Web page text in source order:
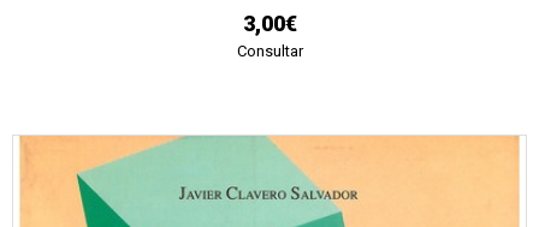
3,00€
Consultar